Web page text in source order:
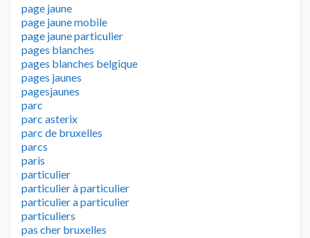
page jaune
page jaune mobile
page jaune particulier
pages blanches
pages blanches belgique
pages jaunes
pagesjaunes
parc
parc asterix
parc de bruxelles
parcs
paris
particulier
particulier à particulier
particulier a particulier
particuliers
pas cher bruxelles